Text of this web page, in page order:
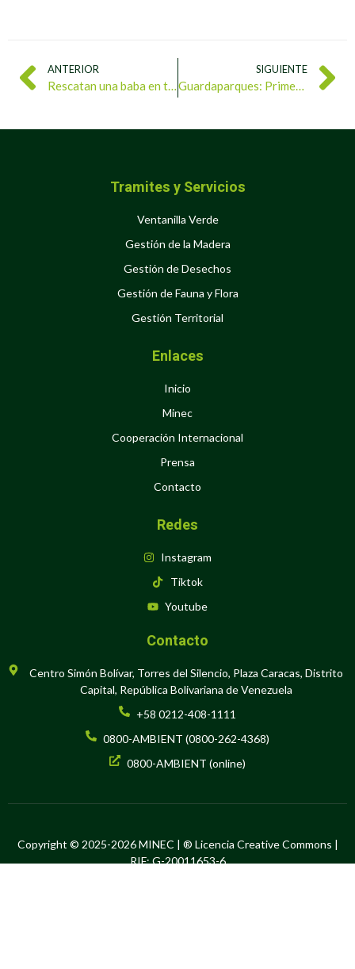
ANTERIOR SIGUIENTE
Guardaparques: Primera línea de defensa de los bosques larenses
Tramites y Servicios
Ventanilla Verde
Gestión de la Madera
Gestión de Desechos
Gestión de Fauna y Flora
Gestión Territorial
Enlaces
Inicio
Minec
Cooperación Internacional
Prensa
Contacto
Redes
Instagram
Tiktok
Youtube
Contacto
Centro Simón Bolívar, Torres del Silencio, Plaza Caracas, Distrito
Capital, República Bolivariana de Venezuela
+58 0212-408-1111
0800-AMBIENT (0800-262-4368)
0800-AMBIENT (online)
Copyright © 2025-2026 MINEC | ® Licencia Creative Commons |
RIF: G-20011653-6